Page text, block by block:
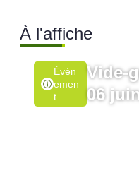
À l'affiche
Évén
Emen
T
Vide-
06